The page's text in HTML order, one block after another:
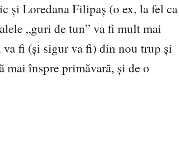
și Loredana Filipaș (o ex, la fel ca
„guri de tun” va fi mult mai
va fi (și sigur va fi) din nou trup și
mai înspre primăvară, și de o